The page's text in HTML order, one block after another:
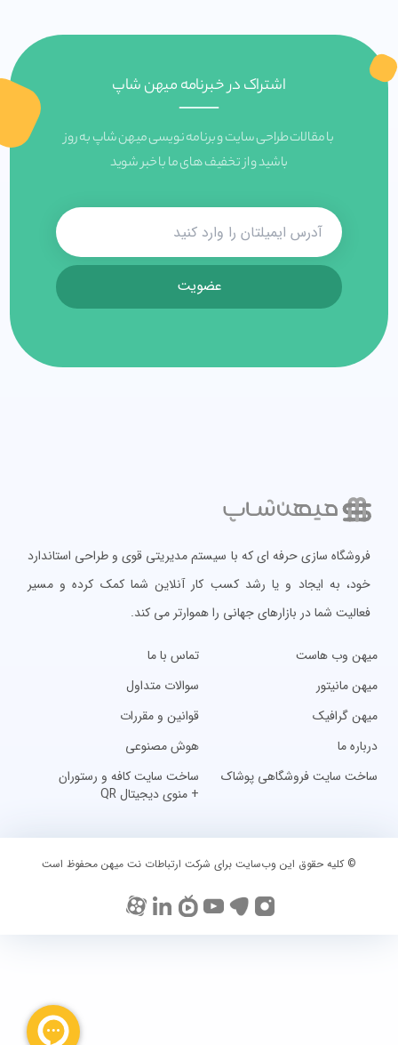
اشتراک در خبرنامه میهن شاپ
با مقالات طراحی سایت و برنامه نویسی میهن شاپ به روز
باشید و از تخفیف های ما با خبر شوید
عضویت
فروشگاه سازی حرفه ای که با سیستم مدیریتی قوی و طراحی استاندارد
خود، به ایجاد و یا رشد کسب کار آنلاین شما کمک کرده و مسیر
فعالیت شما در بازارهای جهانی را هموارتر می کند.
میهن وب هاست
میهن مانیتور
میهن گرافیک
درباره ما
تماس با ما
سوالات متداول
قوانین و مقررات
هوش مصنوعی
ساخت سایت فروشگاهی پوشاک
ساخت سایت کافه و رستوران
+ منوی دیجیتال QR
© کلیه حقوق این وب‌سایت برای شرکت ارتباطات نت میهن محفوظ است